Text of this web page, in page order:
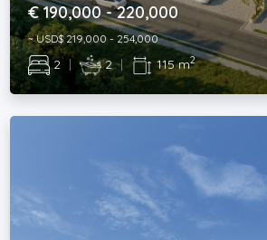
€ 190,000 - 220,000
~ USD$ 219,000 - 254,000
2 | 2 | 115 m2